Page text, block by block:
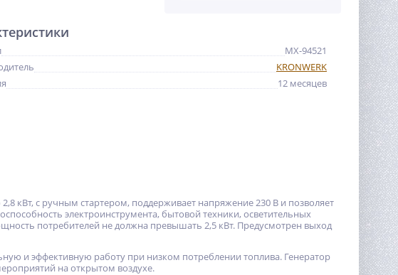
MX-94521
KRONWERK
12 месяцев
кВт, с ручным стартером, поддерживает напряжение 230 В и позволяет
электроинструмента, бытовой техники, осветительных
потребителей не должна превышать 2,5 кВт. Предусмотрен выход
и эффективную работу при низком потреблении топлива. Генератор
на открытом воздухе.